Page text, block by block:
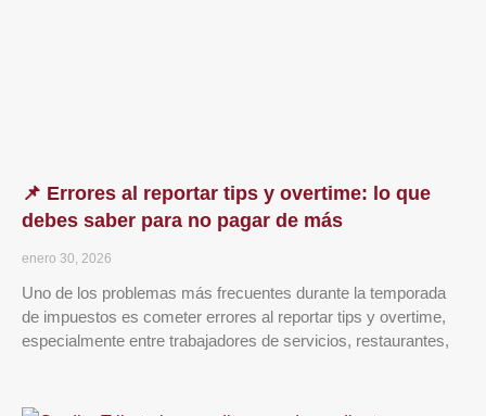
📌 Errores al reportar tips y overtime: lo que
debes saber para no pagar de más
enero 30, 2026
Uno de los problemas más frecuentes durante la temporada
de impuestos es cometer errores al reportar tips y overtime,
especialmente entre trabajadores de servicios, restaurantes,